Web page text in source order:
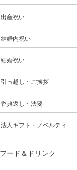
出産祝い
結婚内祝い
結婚祝い
引っ越し・ご挨拶
香典返し・法要
法人ギフト・ノベルティ
フード＆ドリンク